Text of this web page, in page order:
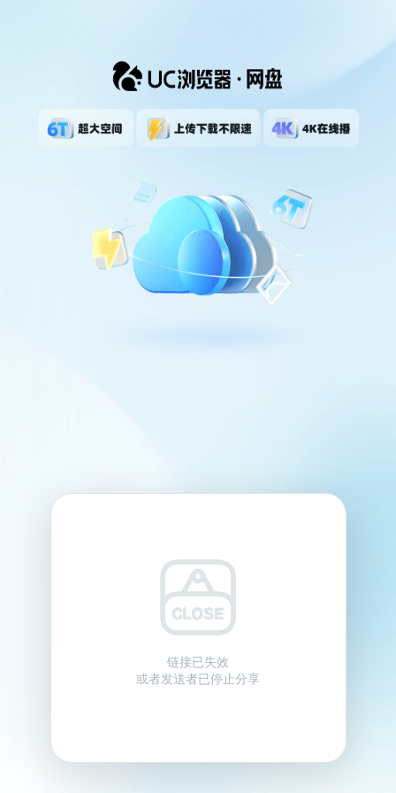
链接已失效
或者发送者已停止分享